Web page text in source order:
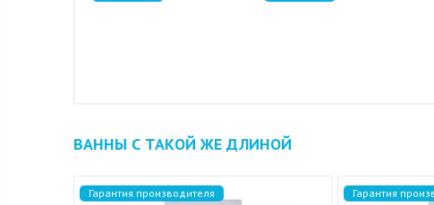
ВАННЫ С ТАКОЙ ЖЕ ДЛИНОЙ
Гарантия производителя Гарантия